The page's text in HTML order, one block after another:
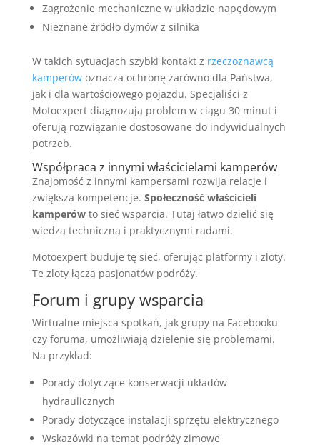
Zagrożenie mechaniczne w układzie napędowym
Nieznane źródło dymów z silnika
W takich sytuacjach szybki kontakt z rzeczoznawcą
kamperówoznacza ochronę zarówno dla Państwa,
jak i dla wartościowego pojazdu. Specjaliści z
Motoexpert diagnozują problem w ciągu 30 minut i
oferują rozwiązanie dostosowane do indywidualnych
potrzeb.
Współpraca z innymi właścicielami kamperów
Znajomość z innymi kampersami rozwija relacje i
zwiększa kompetencje. Społeczność właścicieli
kamperówto sieć wsparcia. Tutaj łatwo dzielić się
wiedzą techniczną i praktycznymi radami.
Motoexpert buduje tę sieć, oferując platformy i zloty.
Te zloty łączą pasjonatów podróży.
Forum i grupy wsparcia
Wirtualne miejsca spotkań, jak grupy na Facebooku
czy foruma, umożliwiają dzielenie się problemami.
Na przykład:
Porady dotyczące konserwacji układów
hydraulicznych
Porady dotyczące instalacji sprzętu elektrycznego
Wskazówki na temat podróży zimowe